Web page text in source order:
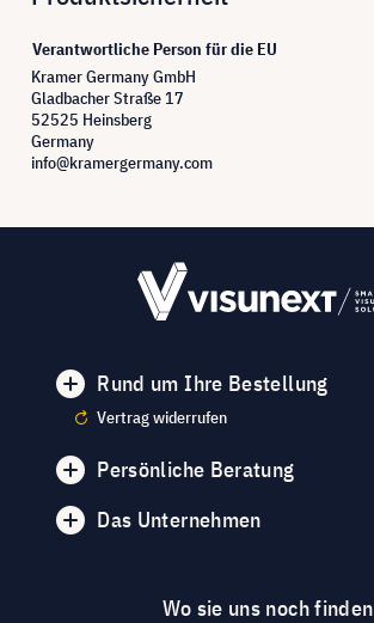
Verantwortliche Person für die EU
Kramer Germany GmbH
Gladbacher Straße 17
52525 Heinsberg
Germany
info@kramergermany.com
Rund um Ihre Bestellung
Vertrag widerrufen
Persönliche Beratung
Das Unternehmen
Wo sie uns noch finden